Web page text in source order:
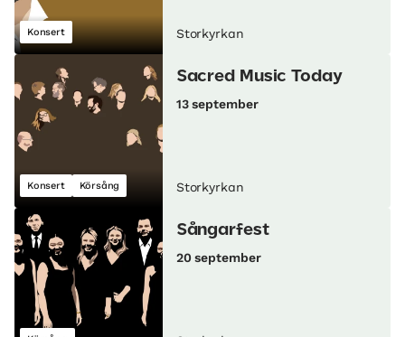
Konsert Storkyrkan
Konsert Körsång
Sacred Music Today
13 september
Storkyrkan
Sångarfest
20 september